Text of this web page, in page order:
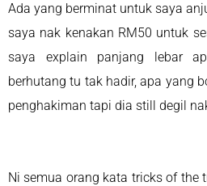
Ada yang berminat untuk saya
saya nak kenakan RM50 untuk
saya explain panjang lebar
berhutang tu tak hadir, apa yang
penghakiman tapi dia still degil
Ni semua orang kata tricks of the